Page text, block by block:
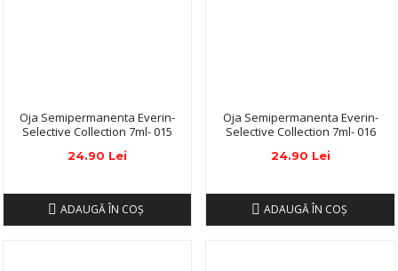
Oja Semipermanenta Everin-
Selective Collection 7ml- 015
24.90 Lei
ADAUGĂ ÎN COŞ
Oja Semipermanenta Everin-
Selective Collection 7ml- 016
24.90 Lei
ADAUGĂ ÎN COŞ